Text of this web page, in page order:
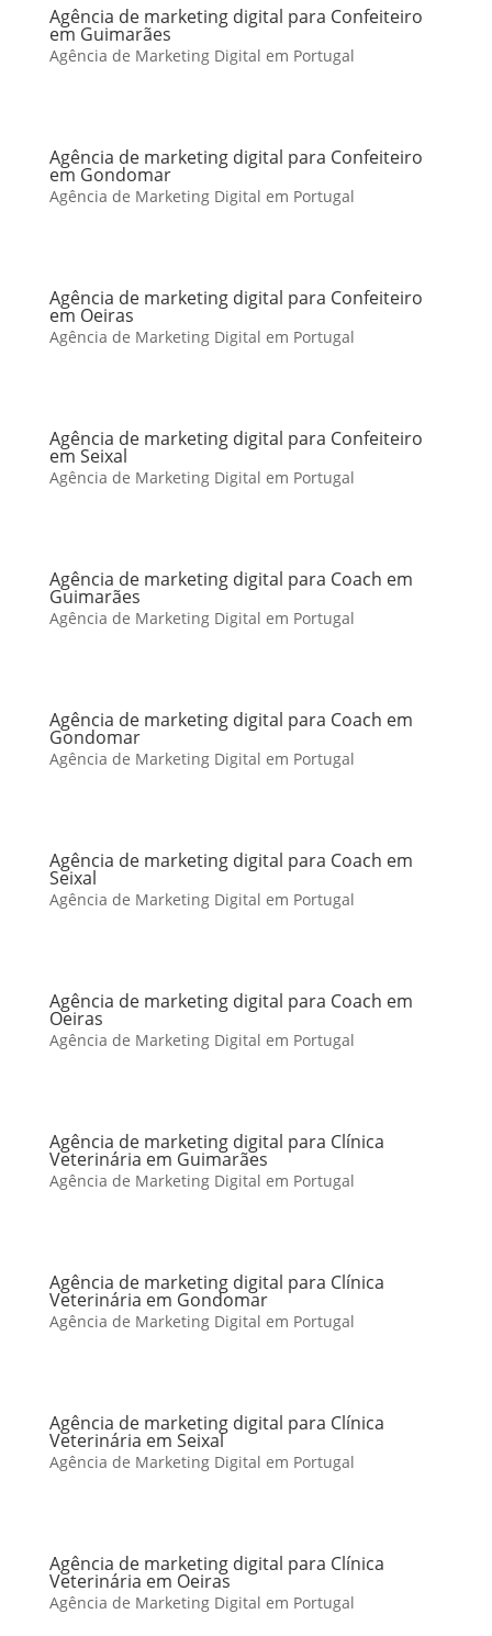
Agência de marketing digital para Confeiteiro
em Guimarães
Agência de Marketing Digital em Portugal
Agência de marketing digital para Confeiteiro
em Gondomar
Agência de Marketing Digital em Portugal
Agência de marketing digital para Confeiteiro
em Oeiras
Agência de Marketing Digital em Portugal
Agência de marketing digital para Confeiteiro
em Seixal
Agência de Marketing Digital em Portugal
Agência de marketing digital para Coach em
Guimarães
Agência de Marketing Digital em Portugal
Agência de marketing digital para Coach em
Gondomar
Agência de Marketing Digital em Portugal
Agência de marketing digital para Coach em
Seixal
Agência de Marketing Digital em Portugal
Agência de marketing digital para Coach em
Oeiras
Agência de Marketing Digital em Portugal
Agência de marketing digital para Clínica
Veterinária em Guimarães
Agência de Marketing Digital em Portugal
Agência de marketing digital para Clínica
Veterinária em Gondomar
Agência de Marketing Digital em Portugal
Agência de marketing digital para Clínica
Veterinária em Seixal
Agência de Marketing Digital em Portugal
Agência de marketing digital para Clínica
Veterinária em Oeiras
Agência de Marketing Digital em Portugal